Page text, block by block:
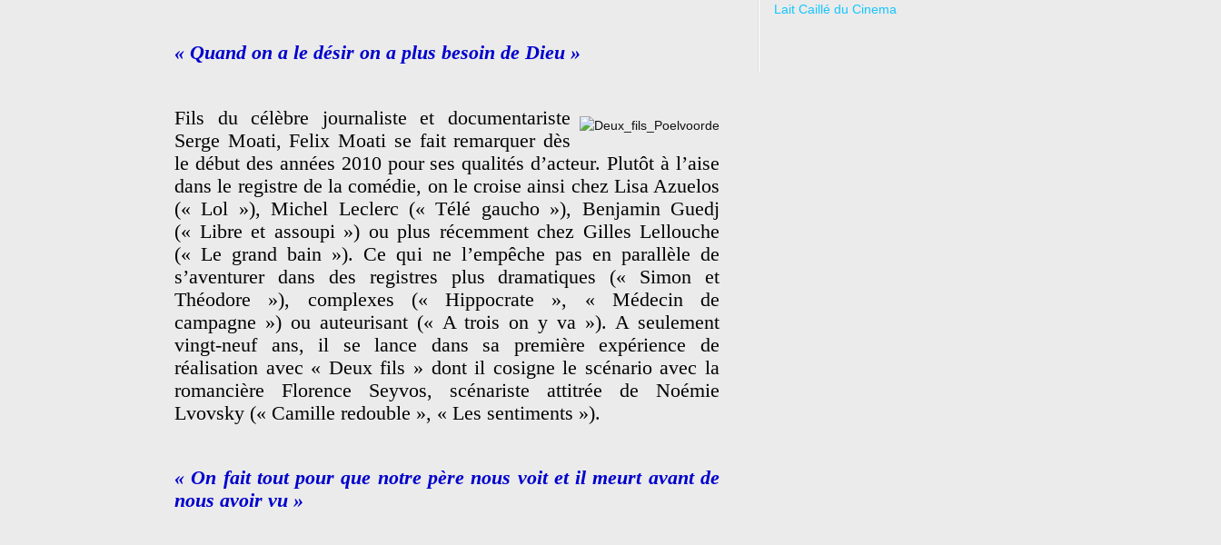
« Quand on a le désir on a plus besoin de Dieu »
Fils du célèbre journaliste et documentariste
Serge Moati, Felix Moati se fait remarquer dès
le début des années 2010 pour ses qualités d’acteur. Plutôt à l’aise
dans le registre de la comédie, on le croise ainsi chez Lisa Azuelos
(« Lol »), Michel Leclerc (« Télé gaucho »), Benjamin Guedj
(« Libre et assoupi ») ou plus récemment chez Gilles Lellouche
(« Le grand bain »). Ce qui ne l’empêche pas en parallèle de
s’aventurer dans des registres plus dramatiques (« Simon et
Théodore »), complexes (« Hippocrate », « Médecin de
campagne ») ou auteurisant (« A trois on y va »). A seulement
vingt-neuf ans, il se lance dans sa première expérience de
réalisation avec « Deux fils » dont il cosigne le scénario avec la
romancière Florence Seyvos, scénariste attitrée de Noémie
Lvovsky (« Camille redouble », « Les sentiments »).
« On fait tout pour que notre père nous voit et il meurt avant de
nous avoir vu »
Lait Caillé du Cinema